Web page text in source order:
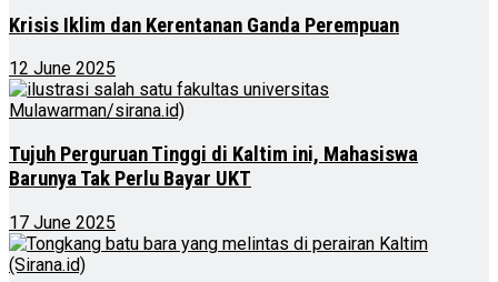
Krisis Iklim dan Kerentanan Ganda Perempuan
12 June 2025
Tujuh Perguruan Tinggi di Kaltim ini, Mahasiswa
Barunya Tak Perlu Bayar UKT
17 June 2025